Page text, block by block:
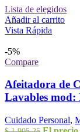
Lista de elegidos
Añadir al carrito
Vista Rápida
-5%
Compare
Afeitadora de
Lavables
Cuidado Personal,